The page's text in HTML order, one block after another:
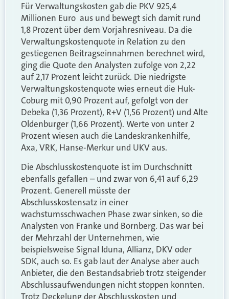
Für Verwaltungskosten gab die PKV 925,4
Millionen Euro aus und bewegt sich damit rund
1,8 Prozent über dem Vorjahresniveau. Da die
Verwaltungskostenquote in Relation zu den
gestiegenen Beitragseinnahmen berechnet wird,
ging die Quote den Analysten zufolge von 2,22
auf 2,17 Prozent leicht zurück. Die niedrigste
Verwaltungskostenquote wies erneut die Huk-
Coburg mit 0,90 Prozent auf, gefolgt von der
Debeka (1,36 Prozent), R+V (1,56 Prozent) und Alte
Oldenburger (1,66 Prozent). Werte von unter 2
Prozent wiesen auch die Landeskrankenhilfe,
Axa, VRK, Hanse-Merkur und UKV aus.
Die Abschlusskostenquote ist im Durchschnitt
ebenfalls gefallen – und zwar von 6,41 auf 6,29
Prozent. Generell müsste der
Abschlusskostensatz in einer
wachstumsschwachen Phase zwar sinken, so die
Analysten von Franke und Bornberg. Das war bei
der Mehrzahl der Unternehmen, wie
beispielsweise Signal Iduna, Allianz, DKV oder
SDK, auch so. Es gab laut der Analyse aber auch
Anbieter, die den Bestandsabrieb trotz steigender
Abschlussaufwendungen nicht stoppen konnten.
Trotz Deckelung der Abschlusskosten und